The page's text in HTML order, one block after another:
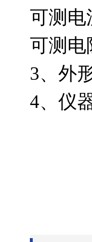
可测
可测
3、外
4、仪